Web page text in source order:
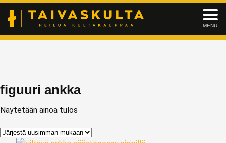
MENU
figuuri ankka
Näytetään ainoa tulos